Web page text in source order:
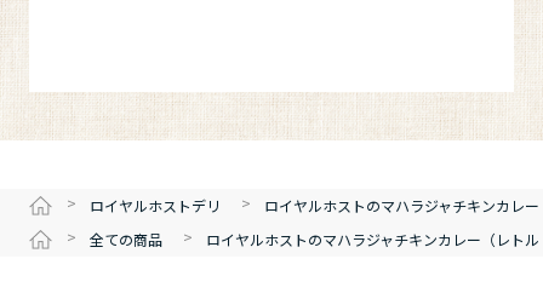
> ロイヤルホストデリ >
ロイヤルホストのマハラジャチキンカレ
>
全ての商品 > ロイヤルホストのマハラジャチキンカレー（レト